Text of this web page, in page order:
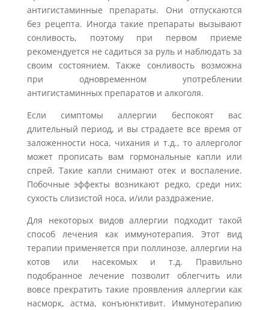
антигистаминные препараты. Они отпускаются
без рецепта. Иногда такие препараты вызывают
сонливость, поэтому при первом приеме
рекомендуется не садиться за руль и наблюдать за
своим состоянием. Также сонливость возможна
при одновременном употреблении
антигистаминных препаратов и алкоголя.
Если симптомы аллергии беспокоят вас
длительный период, и вы страдаете все время от
заложенности носа, чихания и т.д., то аллерголог
может прописать вам гормональные капли или
спрей. Такие капли снимают отек и воспаление.
Побочные эффекты возникают редко, среди них:
сухость слизистой носа, и/или раздражение.
Для некоторых видов аллергии подходит такой
способ лечения как иммунотерапия. Этот вид
терапии применяется при поллинозе, аллергии на
котов или насекомых и т.д. Правильно
подобранное лечение позволит облегчить или
вовсе прекратить такие проявления аллергии как
насморк, астма, конъюнктивит. Иммунотерапию